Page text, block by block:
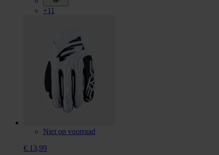
+11
Niet op voorraad
€ 13,99